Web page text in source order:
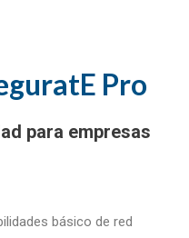
Pro
para empresas
básico de red